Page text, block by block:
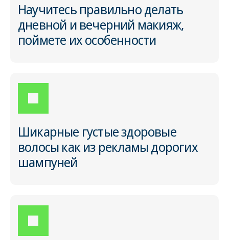
Научитесь правильно делать
дневной и вечерний макияж,
поймете их особенности
Шикарные густые здоровые
волосы как из рекламы дорогих
шампуней